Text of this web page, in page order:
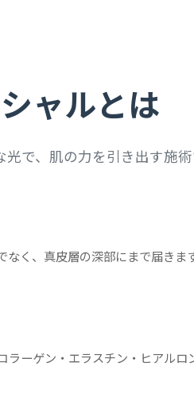
ャルとは
で、肌の力を引き出す施術
く、真皮層の深部にまで届きま
ーゲン・エラスチン・ヒアルロ